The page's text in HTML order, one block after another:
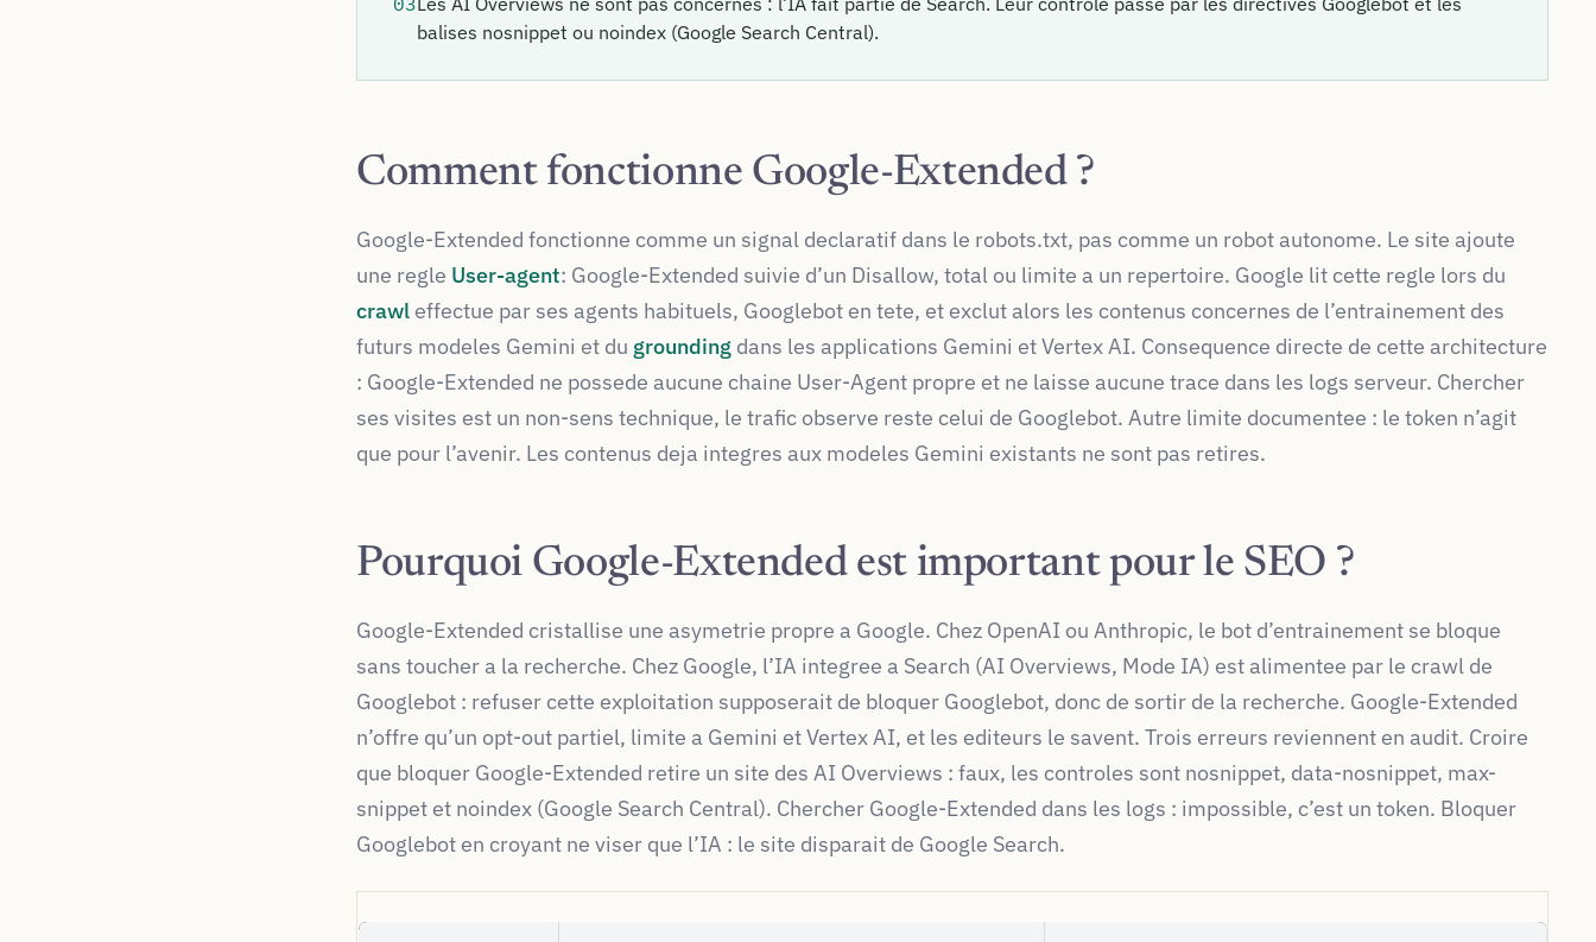
balises nosnippet ou noindex (Google Search Central).
Comment fonctionne Google-Extended ?
Google-Extended fonctionne comme un signal declaratif dans le robots.txt, pas comme un robot autonome. Le site ajoute
une regle User-agent: Google-Extended suivie d’un Disallow, total ou limite a un repertoire. Google lit cette regle lors du
crawl effectue par ses agents habituels, Googlebot en tete, et exclut alors les contenus concernes de l’entrainement des
futurs modeles Gemini et du grounding dans les applications Gemini et Vertex AI. Consequence directe de cette architecture
: Google-Extended ne possede aucune chaine User-Agent propre et ne laisse aucune trace dans les logs serveur. Chercher
ses visites est un non-sens technique, le trafic observe reste celui de Googlebot. Autre limite documentee : le token n’agit
que pour l’avenir. Les contenus deja integres aux modeles Gemini existants ne sont pas retires.
Pourquoi Google-Extended est important pour le SEO ?
Google-Extended cristallise une asymetrie propre a Google. Chez OpenAI ou Anthropic, le bot d’entrainement se bloque
sans toucher a la recherche. Chez Google, l’IA integree a Search (AI Overviews, Mode IA) est alimentee par le crawl de
Googlebot : refuser cette exploitation supposerait de bloquer Googlebot, donc de sortir de la recherche. Google-Extended
n’offre qu’un opt-out partiel, limite a Gemini et Vertex AI, et les editeurs le savent. Trois erreurs reviennent en audit. Croire
que bloquer Google-Extended retire un site des AI Overviews : faux, les controles sont nosnippet, data-nosnippet, max-
snippet et noindex (Google Search Central). Chercher Google-Extended dans les logs : impossible, c’est un token. Bloquer
Googlebot en croyant ne viser que l’IA : le site disparait de Google Search.